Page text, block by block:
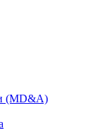
(MD&A)